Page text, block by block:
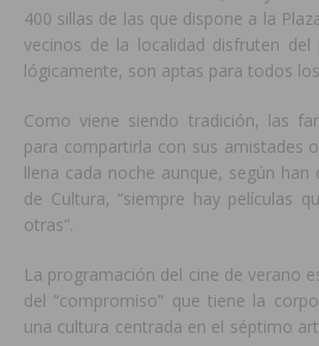
400 sillas de las que dispone a la
vecinos de la localidad disfruten del
lógicamente, son aptas para todos
Como viene siendo tradición, las
para compartirla con sus amistades
llena cada noche aunque, según han
de Cultura, “siempre hay películas
otras”.
La programación del cine de verano
del “compromiso” que tiene la
una cultura centrada en el séptimo